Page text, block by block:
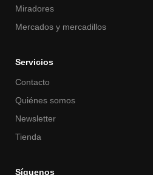
Miradores
Mercados y mercadillos
Servicios
Contacto
Quiénes somos
Newsletter
Tienda
Síguenos